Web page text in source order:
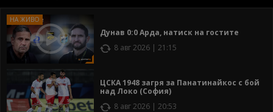
Дунав 0:0 Арда, натиск на гостите
8 авг 2026 | 21:15
ЦСКА 1948 загря за Панатинайкос с бой
над Локо (София)
8 авг 2026 | 20:53